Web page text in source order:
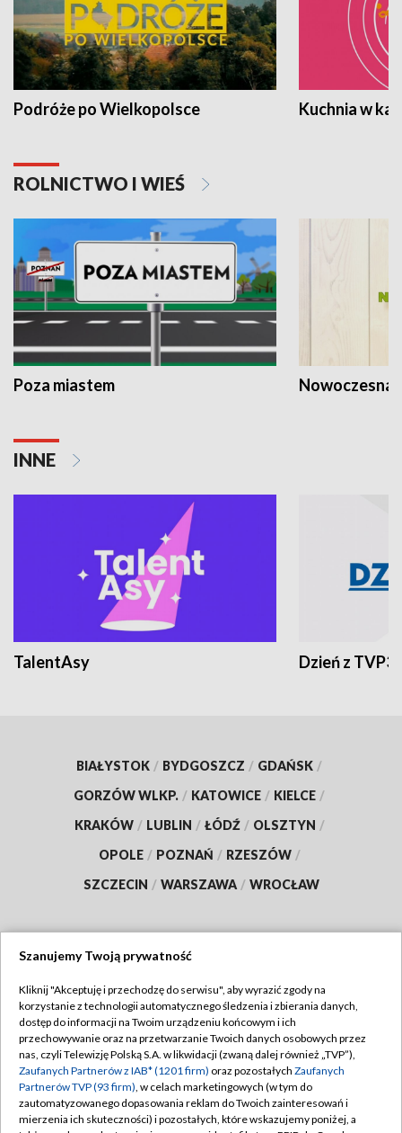
Podróże po Wielkopolsce Kuchnia w
ROLNICTWO I WIEŚ
Poza miastem Nowoczesna
INNE
TalentAsy Dzień z TVP3
BIAŁYSTOK / BYDGOSZCZ / GDAŃSK /
GORZÓW WLKP. / KATOWICE / KIELCE /
KRAKÓW / LUBLIN / ŁÓDŹ / OLSZTYN /
OPOLE / POZNAŃ / RZESZÓW /
SZCZECIN / WARSZAWA / WROCŁAW
TVP
Abonament TVP
Emisja w TVP
Centrum informacji TVP
Naziemna Telewizja Cyfrowa
Regulamin TVP
Polityka prywatności
Moje zgody
Szanujemy Twoją prywatność
Kliknij "Akceptuję i przechodzę do serwisu", aby wyrazić zgody na
korzystanie z technologii automatycznego śledzenia i zbierania danych,
dostęp do informacji na Twoim urządzeniu końcowym i ich
przechowywanie oraz na przetwarzanie Twoich danych osobowych przez
nas, czyli Telewizję Polską S.A. w likwidacji (zwaną dalej również „TVP”),
Zaufanych Partnerów z IAB* (1201 firm) oraz pozostałych Zaufanych
Partnerów TVP (93 firm), w celach marketingowych (w tym do
zautomatyzowanego dopasowania reklam do Twoich zainteresowań i
mierzenia ich skuteczności) i pozostałych, które wskazujemy poniżej, a